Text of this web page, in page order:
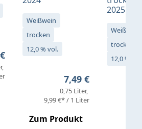
Preis:
Weißwein
trocken
12,0 % vol.
Regulärer Preis:
7,49 €
0,75 Liter
9,99 €* / 1 Liter
Zum Produkt
2025
Weißwein
trocken
12,0 % vol.